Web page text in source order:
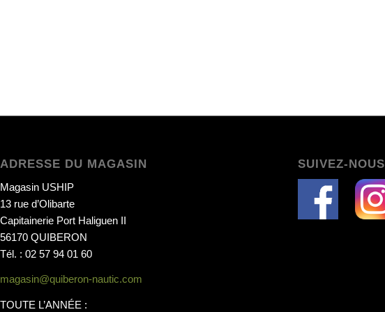
ADRESSE DU MAGASIN
Magasin USHIP
13 rue d’Olibarte
Capitainerie Port Haliguen II
56170 QUIBERON
Tél. : 02 57 94 01 60
magasin@quiberon-nautic.com
TOUTE L’ANNÉE :
SUIVEZ-NOUS